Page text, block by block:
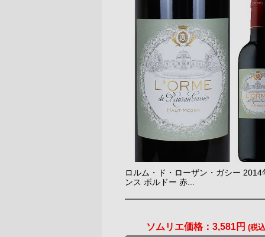
ロルム・ド・ローザン・ガシー 2014
ンス ボルドー 赤...
ソムリエ価格：3,581円 (税